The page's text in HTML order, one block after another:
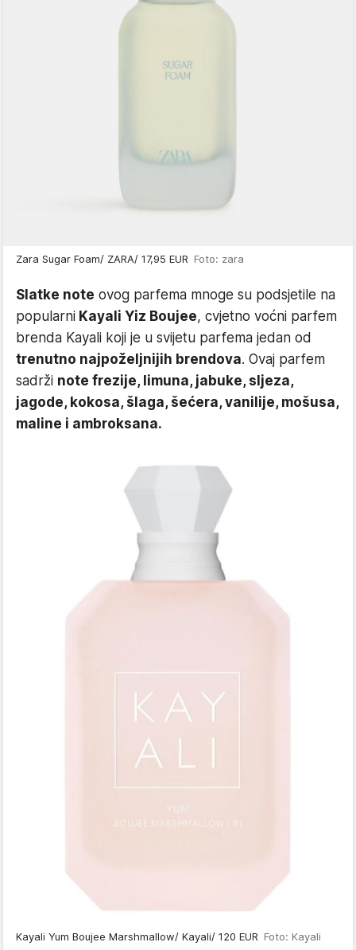
Zara Sugar Foam/ ZARA/ 17,95 EUR Foto: zara
Slatke note ovog parfema mnoge su podsjetile na
popularni Kayali Yiz Boujee, cvjetno voćni parfem
brenda Kayali koji je u svijetu parfema jedan od
trenutno najpoželjnijih brendova. Ovaj parfem
sadrži note frezije, limuna, jabuke, sljeza,
jagode, kokosa, šlaga, šećera, vanilije, mošusa,
maline i ambroksana.
Kayali Yum Boujee Marshmallow/ Kayali/ 120 EUR Foto: Kayali